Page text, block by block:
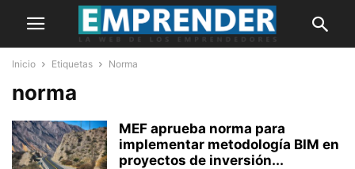
Inicio Etiquetas Norma
norma
MEF aprueba norma para
implementar metodología BIM en
proyectos de inversión...